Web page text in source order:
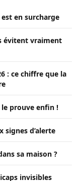
en surcharge
évitent vraiment
: ce chiffre que la
prouve enfin !
signes d’alerte
sa maison ?
invisibles